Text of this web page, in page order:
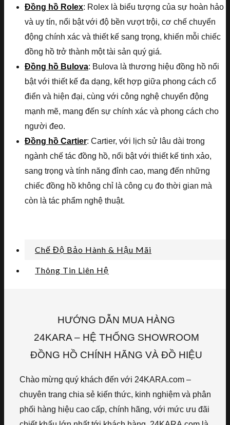
Đồng hồ Rolex: Rolex là biểu tượng của sự hoàn hảo
và uy tín, nổi bật với độ bền vượt trội, cơ chế chuyển
động chính xác và thiết kế sang trọng, khiến mỗi chiếc
đồng hồ trở thành một tài sản quý giá.
Đồng hồ Bulova: Bulova là thương hiệu đồng hồ nổi
bật với thiết kế đa dạng, kết hợp giữa phong cách cổ
điển và hiện đại, cùng với công nghệ chuyển động
mạnh mẽ, mang đến sự chính xác và phong cách cho
người đeo.
Đồng hồ Cartier: Cartier, với lịch sử lâu dài trong
ngành chế tác đồng hồ, nổi bật với thiết kế tinh xảo,
sang trọng và tính năng đỉnh cao, mang đến những
chiếc đồng hồ không chỉ là công cụ đo thời gian mà
còn là tác phẩm nghệ thuật.
Chế Độ Bảo Hành & Hậu Mãi
Thông Tin Liên Hệ
HƯỚNG DẪN MUA HÀNG
24KARA – HỆ THỐNG SHOWROOM
ĐỒNG HỒ CHÍNH HÃNG VÀ ĐỒ HIỆU
Chào mừng quý khách đến với 24KARA.com –
chuyên trang chia sẻ kiến thức, kinh nghiệm và phân
phối hàng hiệu cao cấp, chính hãng, với mức ưu đãi